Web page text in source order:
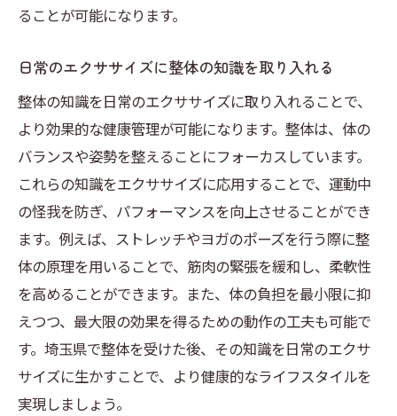
ることが可能になります。
日常のエクササイズに整体の知識を取り入れる
整体の知識を日常のエクササイズに取り入れることで、
より効果的な健康管理が可能になります。整体は、体の
バランスや姿勢を整えることにフォーカスしています。
これらの知識をエクササイズに応用することで、運動中
の怪我を防ぎ、パフォーマンスを向上させることができ
ます。例えば、ストレッチやヨガのポーズを行う際に整
体の原理を用いることで、筋肉の緊張を緩和し、柔軟性
を高めることができます。また、体の負担を最小限に抑
えつつ、最大限の効果を得るための動作の工夫も可能で
す。埼玉県で整体を受けた後、その知識を日常のエクサ
サイズに生かすことで、より健康的なライフスタイルを
実現しましょう。